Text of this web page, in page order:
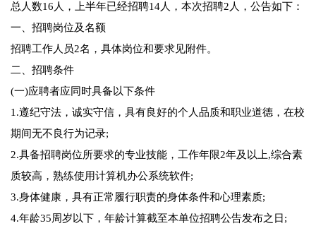
总人数16人，上半年已经招聘14人，本次招聘2人，公告如下：
一、招聘岗位及名额
招聘工作人员2名，具体岗位和要求见附件。
二、招聘条件
(一)应聘者应同时具备以下条件
1.遵纪守法，诚实守信，具有良好的个人品质和职业道德，在校
期间无不良行为记录;
2.具备招聘岗位所要求的专业技能，工作年限2年及以上,综合素
质较高，熟练使用计算机办公系统软件;
3.身体健康，具有正常履行职责的身体条件和心理素质;
4.年龄35周岁以下，年龄计算截至本单位招聘公告发布之日;